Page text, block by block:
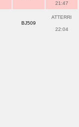
21:47
BJ509
ATTERRI
22:04